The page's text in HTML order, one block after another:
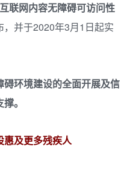
联网内容无障碍可访问性
，并于2020年3月1日起实
碍环境建设的全面开展及信
。
惠及更多残疾人